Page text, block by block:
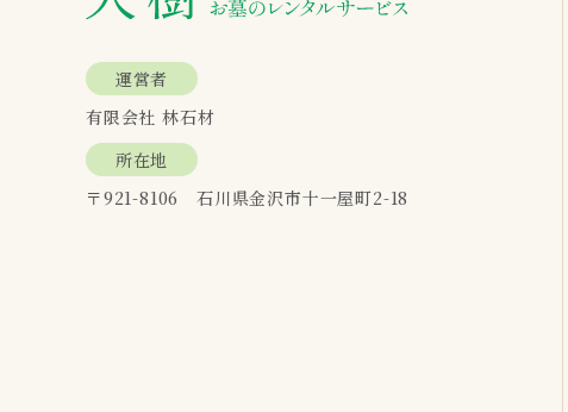
運営者
有限会社 林石材
所在地
〒921-8106 石川県金沢市十一屋町2-18